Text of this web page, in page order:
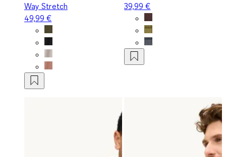
Way Stretch
49,99 €
39,99 €